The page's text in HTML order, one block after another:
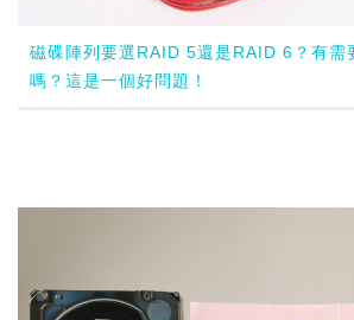
磁碟陣列要選RAID 5還是RAID 6？有
嗎？這是一個好問題！